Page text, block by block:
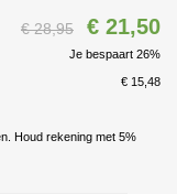
€ 28,95 € 21,50
Je bespaart 26%
€ 15,48
Houd rekening met 5%